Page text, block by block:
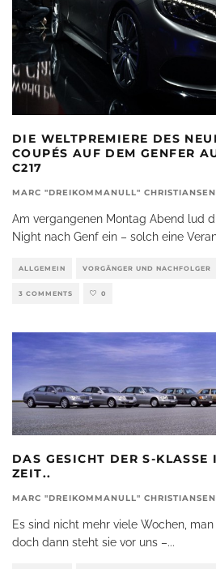
DIE WELTPREMIERE DES
COUPÉS AUF DEM GENFER
C217
MARC "DREIKOMMANULL" CHRISTIANSEN
Am vergangenen Montag Abend lud
Night nach Genf ein – solch eine
ALLGEMEIN VORGÄNGER UND NACHFOLGER
3 COMMENTS 0
DAS GESICHT DER S-KLASSE
ZEIT..
MARC "DREIKOMMANULL" CHRISTIANSEN
Es sind nicht mehr viele Wochen,
doch dann steht sie vor uns –...